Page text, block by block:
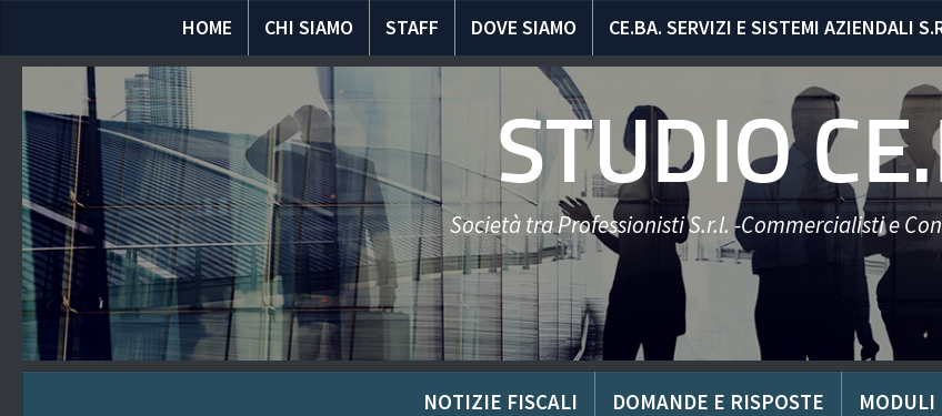
HOME CHI SIAMO STAFF DOVE SIAMO CE.BA. SERVIZI E SISTEMI AZIENDALI
STUDIO
Società tra Professionisti S.r.l. -Commercialisti e
NOTIZIE FISCALI DOMANDE E RISPOSTE MODULI